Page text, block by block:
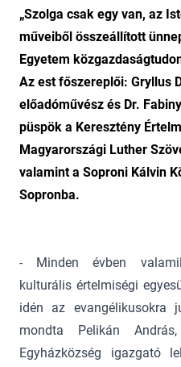
„Szolga csak egy van, az
műveiből összeállított
Egyetem
Az est főszereplői: Gryllus
előadóművész és Dr.
püspök a Keresztény
Magyarországi Luther
valamint a Soproni Kálvin
Sopronba.
- Minden évben
kulturális értelmiségi
idén az
mondta Pelikán
Egyházközség igazgató